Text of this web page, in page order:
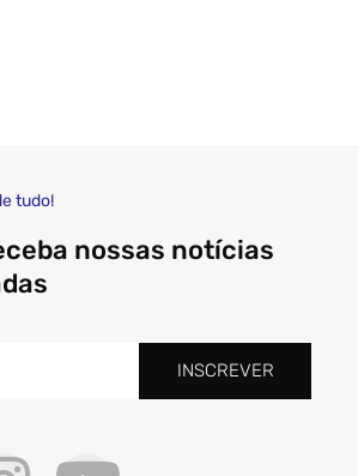
tudo!
nossas notícias
INSCREVER